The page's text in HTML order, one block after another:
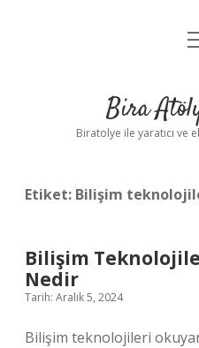
Yasal
Bira
Biratolye ile yaratıcı ve
Etiket: Bilişim
Bilişim
Nedir
Tarih: Aralık 5, 2024
Bilişim teknolojileri